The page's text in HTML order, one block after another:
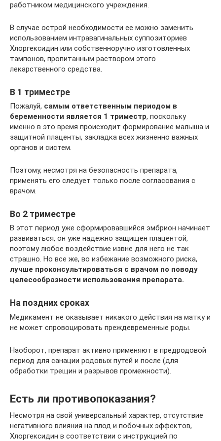
работником медицинского учреждения.
В случае острой необходимости ее можно заменить
использованием интравагинальных суппозиториев
Хлоргексидин или собственноручно изготовленных
тампонов, пропитанным раствором этого
лекарственного средства.
В 1 триместре
Пожалуй, самым ответственным периодом в
беременности является 1 триместр, поскольку
именно в это время происходит формирование малыша и
защитной плаценты, закладка всех жизненно важных
органов и систем.
Поэтому, несмотря на безопасность препарата,
применять его следует только после согласования с
врачом.
Во 2 триместре
В этот период уже сформировавшийся эмбрион начинает
развиваться, он уже надежно защищен плацентой,
поэтому любое воздействие извне для него не так
страшно. Но все же, во избежание возможного риска,
лучше проконсультироваться с врачом по поводу
целесообразности использования препарата.
На поздних сроках
Медикамент не оказывает никакого действия на матку и
не может спровоцировать преждевременные роды.
Наоборот, препарат активно применяют в предродовой
период для санации родовых путей и после (для
обработки трещин и разрывов промежности).
Есть ли противопоказания?
Несмотря на свой универсальный характер, отсутствие
негативного влияния на плод и побочных эффектов,
Хлоргексидин в соответствии с инструкцией по